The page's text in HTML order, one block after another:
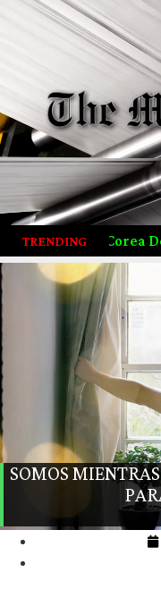
TRENDING
Sur, Dejando 16
SOMOS